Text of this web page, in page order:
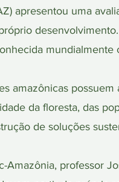
apresentou uma
mundialmente
amazônicas possuem
da floresta, das
de soluções
Amazônia, professor